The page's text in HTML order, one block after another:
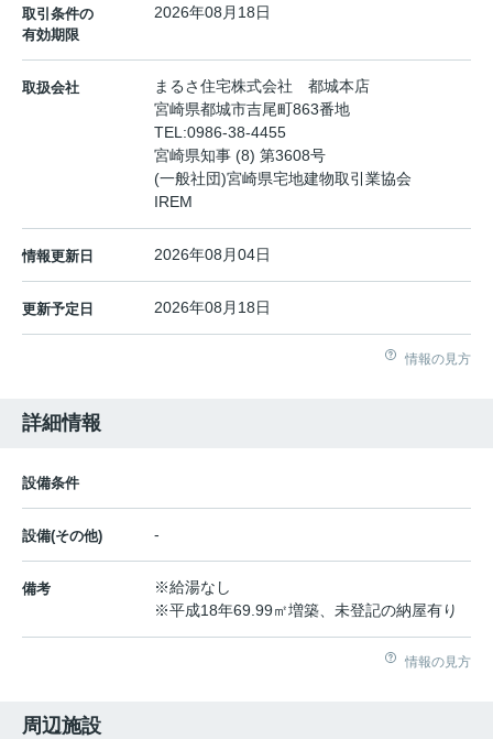
取引条件の
有効期限
2026年08月18日
取扱会社
まるさ住宅株式会社 都城本店
宮崎県都城市吉尾町863番地
TEL:0986-38-4455
宮崎県知事 (8) 第3608号
(一般社団)宮崎県宅地建物取引業協会
IREM
情報更新日 2026年08月04日
更新予定日 2026年08月18日
情報の見方
詳細情報
設備条件
設備(その他) -
備考
※給湯なし
※平成18年69.99㎡増築、未登記の納屋有り
情報の見方
周辺施設